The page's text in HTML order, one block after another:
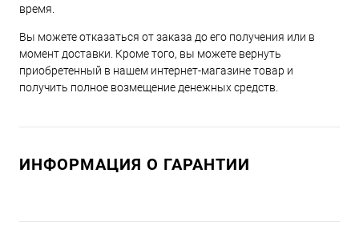
время.
Вы можете отказаться от заказа до его получения или в
момент доставки. Кроме того, вы можете вернуть
приобретенный в нашем интернет-магазине товар и
получить полное возмещение денежных средств.
ИНФОРМАЦИЯ О ГАРАНТИИ